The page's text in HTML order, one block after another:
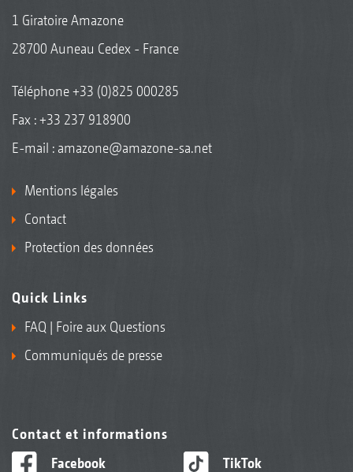
1 Giratoire Amazone
28700 Auneau Cedex - France
Téléphone+33 (0)825 000285
Fax : +33 237 918900
E-mail : amazone@amazone-sa.net
Mentions légales
Contact
Protection des données
Quick Links
FAQ | Foire aux Questions
Communiqués de presse
Contact et informations
Facebook
TikTok